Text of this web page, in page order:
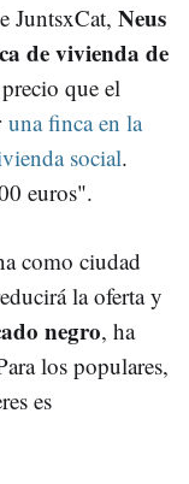
JuntsxCat, Neus
de vivienda de
que el
una finca en la
social.
euros".
como ciudad
la oferta y
negro, ha
los populares,
es